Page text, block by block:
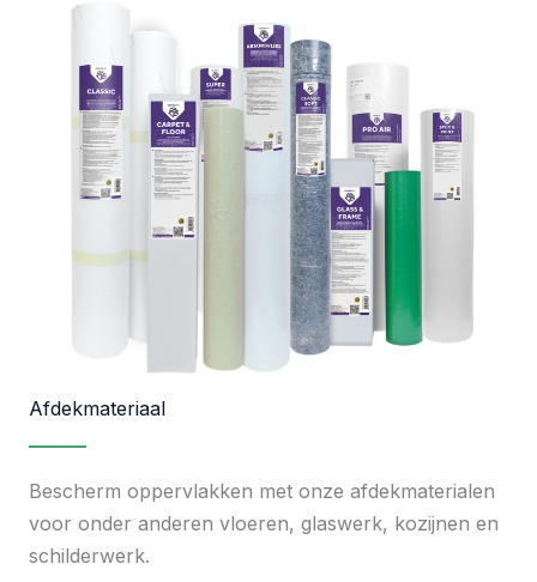
Afdekmateriaal
Bescherm oppervlakken met onze afdekmaterialen
voor onder anderen vloeren, glaswerk, kozijnen en
schilderwerk.